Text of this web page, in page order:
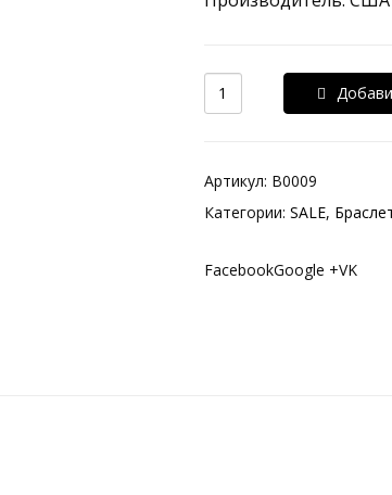
Артикул: B0009
Категории: SALE,
FacebookGoogle +VK